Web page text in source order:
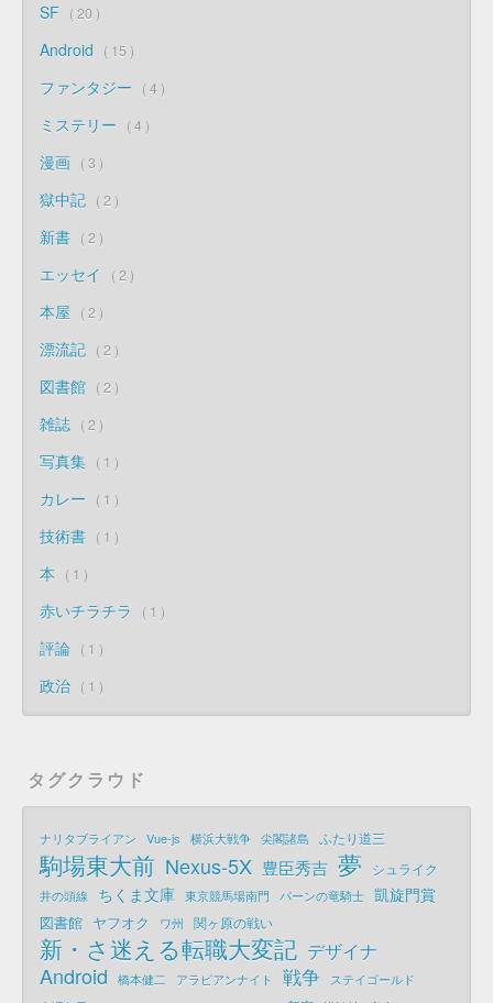
SF 20
Android 15
ファンタジー 4
ミステリー 4
漫画 3
獄中記 2
新書 2
エッセイ 2
本屋 2
漂流記 2
図書館 2
雑誌 2
写真集 1
カレー 1
技術書 1
本 1
赤いチラチラ 1
評論 1
政治 1
タグクラウド
ナリタブライアン Vue-js 横浜大戦争 尖閣諸島 ふたり道三
駒場東大前 Nexus-5X 豊臣秀吉 夢 シュライク
井の頭線 ちくま文庫 東京競馬場南門 パーンの竜騎士 凱旋門賞
図書館 ヤフオク ワ州 関ヶ原の戦い
新・さ迷える転職大変記 デザイナ
Android 橋本健二 アラビアンナイト 戦争
ステイゴールド